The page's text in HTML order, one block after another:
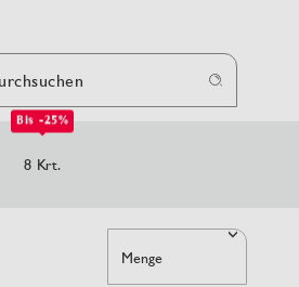
Bis -25%
8 Krt.
Menge